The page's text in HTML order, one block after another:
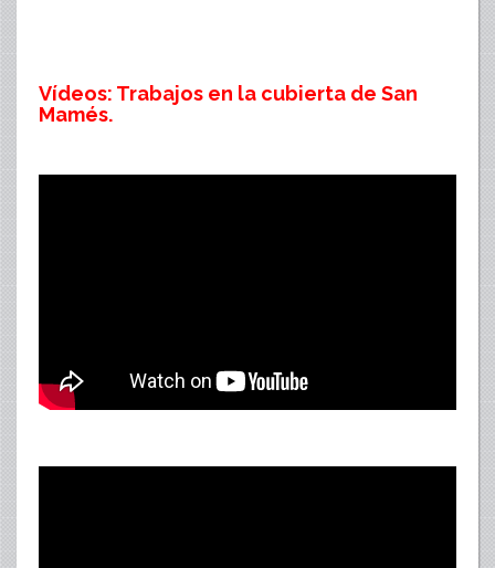
Vídeos: Trabajos en la cubierta de San
Mamés.